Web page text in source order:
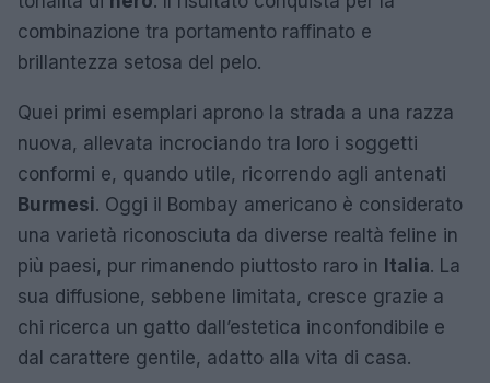
combinazione tra portamento raffinato e
brillantezza setosa del pelo.
Quei primi esemplari aprono la strada a una razza
nuova, allevata incrociando tra loro i soggetti
conformi e, quando utile, ricorrendo agli antenati
Burmesi. Oggi il Bombay americano è considerato
una varietà riconosciuta da diverse realtà feline in
più paesi, pur rimanendo piuttosto raro in Italia. La
sua diffusione, sebbene limitata, cresce grazie a
chi ricerca un gatto dall’estetica inconfondibile e
dal carattere gentile, adatto alla vita di casa.